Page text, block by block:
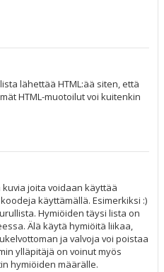
lähettää HTML:ää siten, että
HTML-muotoilut voi kuitenkin
joita voidaan käyttää
käyttämällä. Esimerkiksi :)
Hymiöiden täysi lista on
Älä käytä hymiöitä liikaa,
ja valvoja voi poistaa
ylläpitäjä on voinut myös
hymiöiden määrälle.